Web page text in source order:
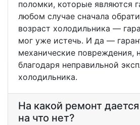
поломки, которые являются
любом случае сначала
возраст холодильника —
мог уже истечь. И да —
механические повреждения,
благодаря неправильной
холодильника.
На какой ремонт
на что нет?